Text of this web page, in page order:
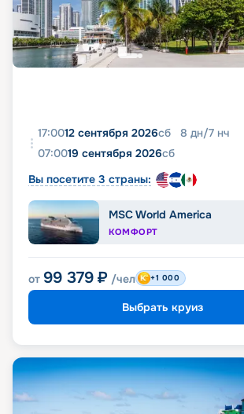
17:0012 сентября 2026сб 8 дн/7 нч
07:0019 сентября 2026сб
Вы посетите 3 страны:
MSC World America
КОМФОРТ
от 99 379 ₽ /чел +1 000
Выбрать круиз